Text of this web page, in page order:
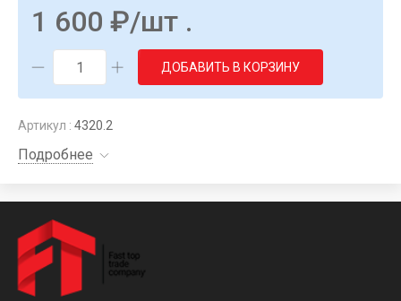
1 600 ₽/шт .
ДОБАВИТЬ В КОРЗИНУ
Артикул : 4320.2
Подробнее